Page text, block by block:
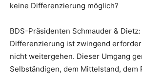
keine Differenzierung möglich?
BDS-Präsidenten Schmauder &
Differenzierung ist zwingend
nicht weitergehen. Dieser Umgang
Selbständigen, dem Mittelstand, dem